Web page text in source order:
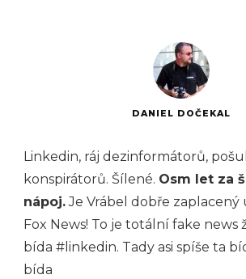
DANIEL DOČEKAL
Linkedin, ráj dezinformátorů,
konspirátorů. Šílené. Osm let za
nápoj.Je Vrábel dobře zaplacený
Fox News! To je totální fake news
bída #linkedin. Tady asi spíše ta
bída